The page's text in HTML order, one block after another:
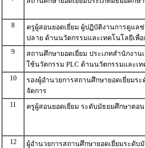
8
ครูผู้สอนยอดเยี่ยม ผู้ปฏิบัติงานการดูแล
ปลาย ด้านนวัตกรรมและเทคโนโลยีเพื่อ
9
สถานศึกษายอดเยี่ยม ประเภทสำนักงา
ใช้นวัตกรรม PLC ด้านนวัตกรรมและเ
10
รองผู้อำนวยการสถานศึกษายอดเยี่ยม
จัดการ
11
ครูผู้สอนยอดเยี่ยม ระดับมัธยมศึกษาตอ
12 ผู้อำนวยการสถานศึกษายอดเยี่ยมระดั